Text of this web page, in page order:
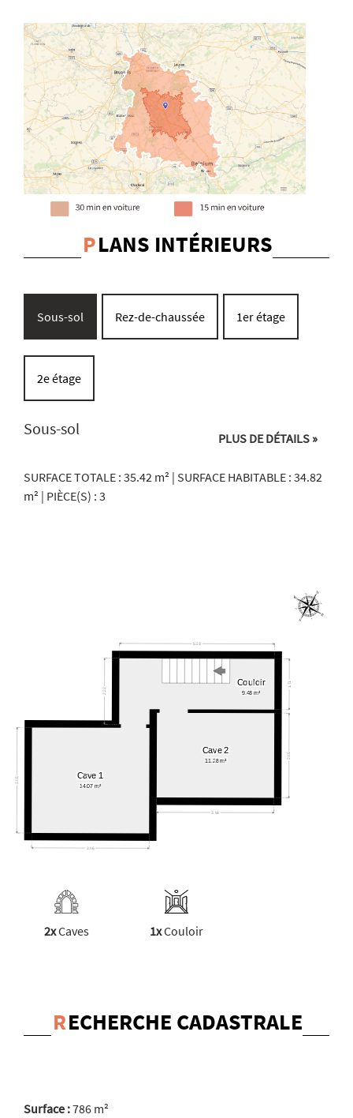
PLANS INTÉRIEURS
Sous-sol Rez-de-chaussée 1er étage
2e étage
Sous-sol PLUS DE DÉTAILS »
SURFACE TOTALE : 35.42 m² | SURFACE HABITABLE : 34.82
m² | PIÈCE(S) : 3
2xCaves 1xCouloir
RECHERCHE CADASTRALE
Surface :786 m²